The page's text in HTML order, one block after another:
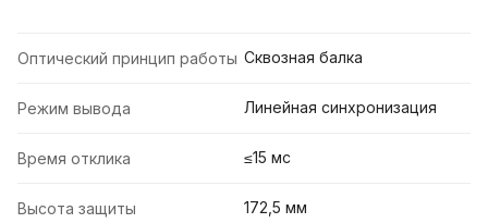
Оптический принцип работы Сквозная балка
Режим вывода Линейная синхронизация
Время отклика ≤15 мс
Высота защиты 172,5 мм